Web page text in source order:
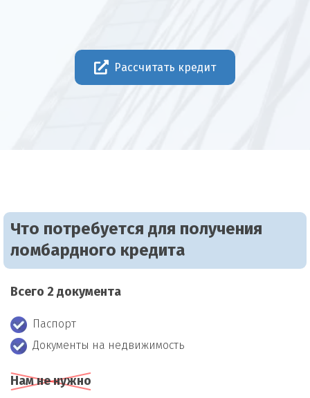
Рассчитать кредит
Что потребуется для получения
ломбардного кредита
Всего 2 документа
Паспорт
Документы на недвижимость
Нам не нужно